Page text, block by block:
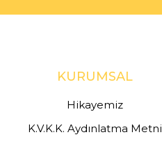
KURUMSAL
Hikayemiz
K.V.K.K. Aydınlatma Metni